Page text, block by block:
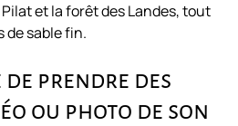
et la forêt des Landes, tout
de sable fin.
prendre des
ou photo de son